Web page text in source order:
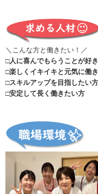
＼こんな方と働きたい！／
□人に喜んでもらうことが好
□楽しくイキイキと元気に働
□スキルアップを目指したい方
□安定して長く働きたい方